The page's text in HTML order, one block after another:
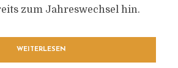
zum Jahreswechsel hin.
WEITERLESEN